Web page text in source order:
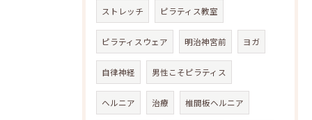
ストレッチ ピラティス教室
ピラティスウェア 明治神宮前 ヨガ
自律神経 男性こそピラティス
ヘルニア 治療 椎間板ヘルニア